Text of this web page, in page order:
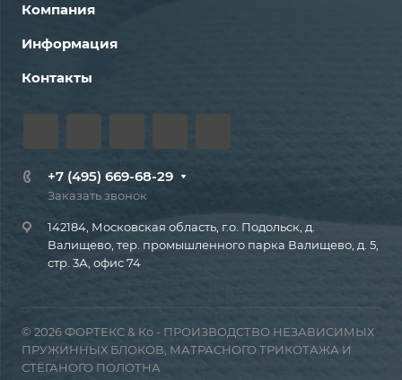
Компания
Информация
Контакты
+7 (495) 669-68-29
Заказать звонок
142184, Московская область, г.о. Подольск, д.
Валищево, тер. промышленного парка Валищево, д. 5,
стр. 3А, офис 74
© 2026 ФОРТЕКС & Ко - ПРОИЗВОДСТВО НЕЗАВИСИМЫХ
ПРУЖИННЫХ БЛОКОВ, МАТРАСНОГО ТРИКОТАЖА И
СТЁГАНОГО ПОЛОТНА